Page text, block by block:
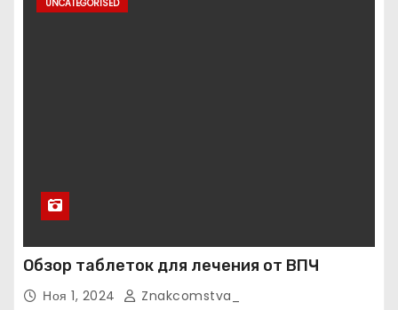
UNCATEGORISED
Обзор таблеток для лечения от ВПЧ
Ноя 1, 2024 Znakcomstva_